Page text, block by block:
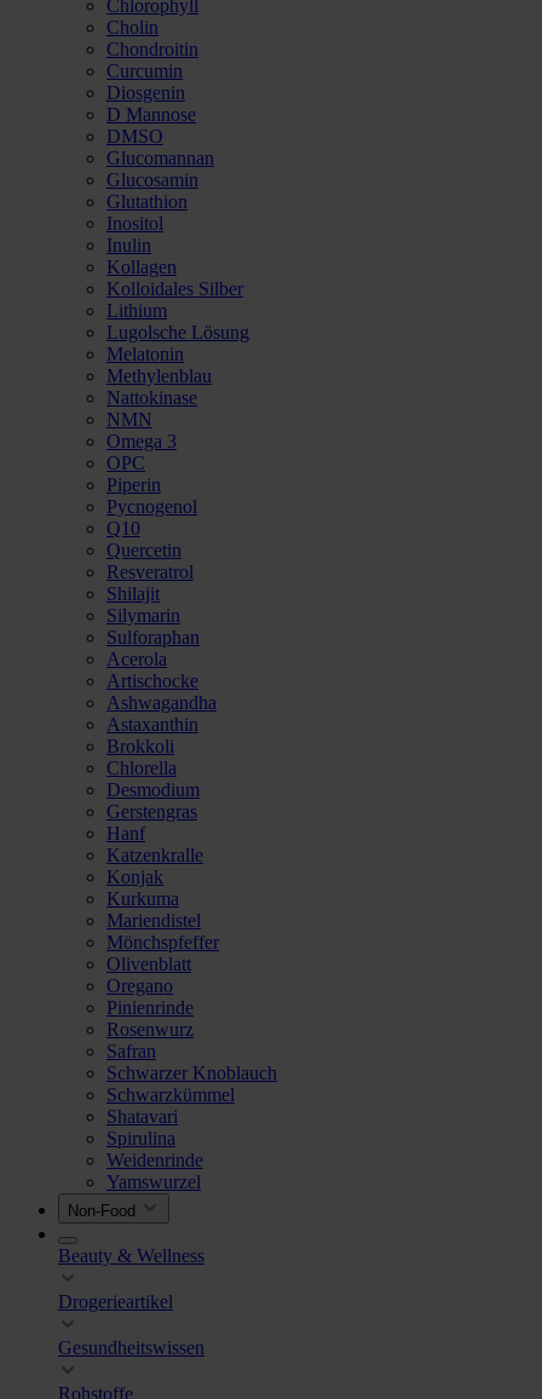
Chlorophyll
Cholin
Chondroitin
Curcumin
Diosgenin
D Mannose
DMSO
Glucomannan
Glucosamin
Glutathion
Inositol
Inulin
Kollagen
Kolloidales Silber
Lithium
Lugolsche Lösung
Melatonin
Methylenblau
Nattokinase
NMN
Omega 3
OPC
Piperin
Pycnogenol
Q10
Quercetin
Resveratrol
Shilajit
Silymarin
Sulforaphan
Acerola
Artischocke
Ashwagandha
Astaxanthin
Brokkoli
Chlorella
Desmodium
Gerstengras
Hanf
Katzenkralle
Konjak
Kurkuma
Mariendistel
Mönchspfeffer
Olivenblatt
Oregano
Pinienrinde
Rosenwurz
Safran
Schwarzer Knoblauch
Schwarzkümmel
Shatavari
Spirulina
Weidenrinde
Yamswurzel
Non-Food
Beauty & Wellness
Drogerieartikel
Gesundheitswissen
Rohstoffe